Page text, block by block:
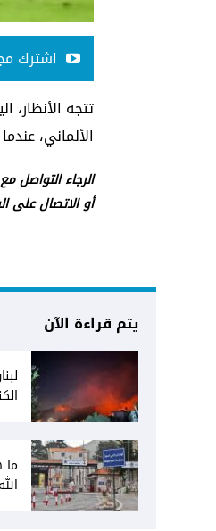
اشترك
تتجه الأنظار،
الألماني،
الرجاء التواصل
أو الاتصال على
يتم قراءة الآن
ما